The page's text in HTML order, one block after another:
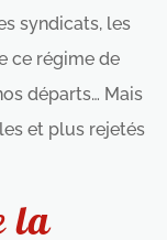
syndicats, les
ce régime de
départs… Mais
et plus rejetés
la